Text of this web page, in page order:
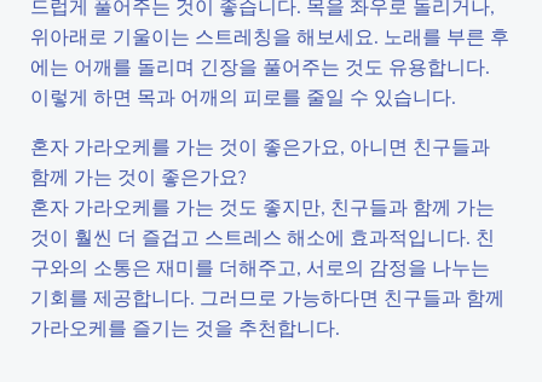
드럽게 풀어주는 것이 좋습니다. 목을 좌우로 돌리거나,
위아래로 기울이는 스트레칭을 해보세요. 노래를 부른 후
에는 어깨를 돌리며 긴장을 풀어주는 것도 유용합니다.
이렇게 하면 목과 어깨의 피로를 줄일 수 있습니다.
혼자 가라오케를 가는 것이 좋은가요, 아니면 친구들과
함께 가는 것이 좋은가요?
혼자 가라오케를 가는 것도 좋지만, 친구들과 함께 가는
것이 훨씬 더 즐겁고 스트레스 해소에 효과적입니다. 친
구와의 소통은 재미를 더해주고, 서로의 감정을 나누는
기회를 제공합니다. 그러므로 가능하다면 친구들과 함께
가라오케를 즐기는 것을 추천합니다.